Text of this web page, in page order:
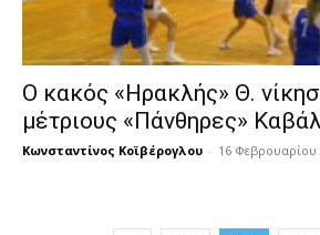
Ο κακός «Ηρακλής» Θ.
μέτριους «Πάνθηρες»
Κωνσταντίνος Κοϊβέρογλου - 16 Φεβρουαρίου